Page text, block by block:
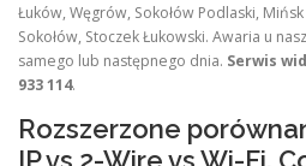
Łuków, Węgrów, Sokołów Podlaski,
Sokołów, Stoczek Łukowski. Awaria u
samego lub następnego dnia. Serwis
933 114.
Rozszerzone